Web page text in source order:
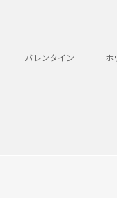
バレンタイン ホ